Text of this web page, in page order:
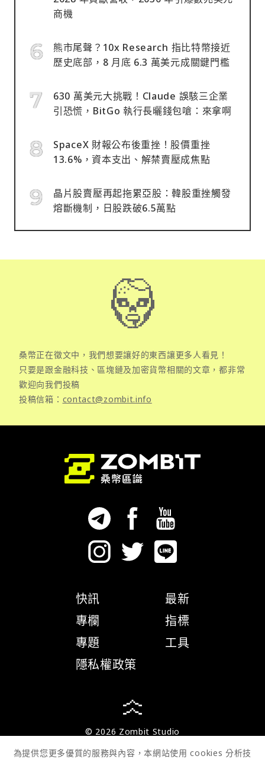
商機
熊市尾聲？10x Research 指比特幣接近
歷史底部，8 月底 6.3 萬美元成關鍵門檻
630 萬美元大挑戰！Claude 誤駭三企業
引恐慌，BitGo 執行長曬錢包嗆：來拿啊
SpaceX 財報公布後重挫！股價重挫
13.6%，資本支出、解禁賣壓成焦點
晶片股賣壓再起拖累亞股：韓股重挫觸發
熔斷機制，日股跌破6.5萬點
桑幣正在徵文中，我們想要讓好的東西讓更多人看見！
只要是跟金融科技、區塊鏈及加密貨幣相關的文章，都非常
歡迎向我們投稿
投稿信箱： contact@zombit.info
快訊
專欄
專題
隱私權政策
最新
指標
工具
© 2026 Zombit Studio
為提供您更多優質的服務與內容，本網站使用 cookies 分析技